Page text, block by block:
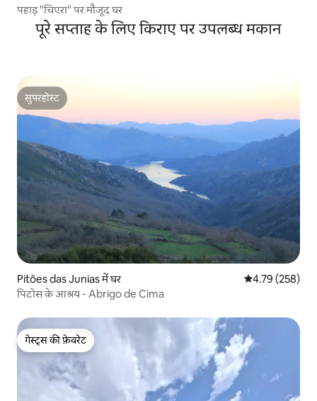
पहाड़ "चिएरा" पर मौजूद घर
पूरे सप्ताह के लिए किराए पर उपलब्ध मकान
सुपरहोस्ट
सुपरहोस्ट
Pitões das Junias में घर औसत रेटिंग 5 में से
4.79 (258)
पिटोस के आश्रय - Abrigo de Cima
गेस्ट्स की फ़ेवरेट
गेस्ट्स की फ़ेवरेट